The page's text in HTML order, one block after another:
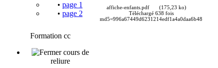
• page 1
• page 2
Formation cc
cours de
reliure
affiche-enfants.pdf
(175,23 ko)
Téléchargé 638 fois
md5=996a67449d6231214edf1a4a0daa6b48